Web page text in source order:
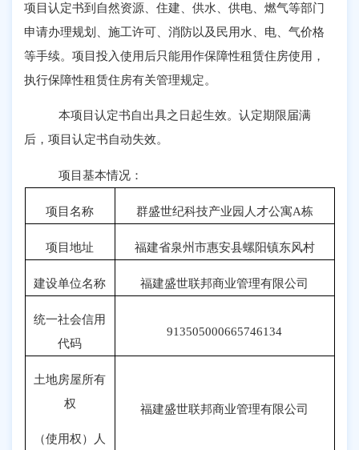
项目认定书到自然资源、住建、供水、供电、燃气等部门
申请办理规划、施工许可、消防以及民用水、电、气价格
等手续。项目投入使用后只能用作保障性租赁住房使用，
执行保障性租赁住房有关管理规定。
本项目认定书自出具之日起生效。认定期限届满
后，项目认定书自动失效。
项目基本情况：
项目名称 群盛世纪科技产业园人才公寓A栋
项目地址 福建省泉州市惠安县螺阳镇东风村
建设单位名称 福建盛世联邦商业管理有限公司
统一社会信用
代码
913505000665746134
土地房屋所有
权
（使用权）人
福建盛世联邦商业管理有限公司